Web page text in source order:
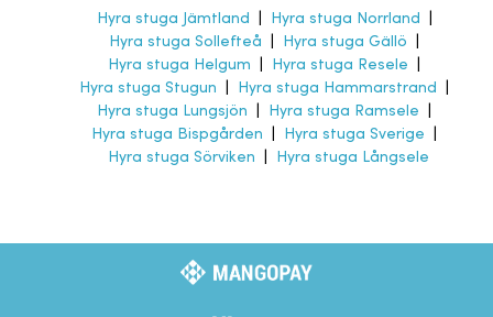
Hyra stuga Jämtland Hyra stuga Norrland
Hyra stuga Sollefteå
Hyra stuga Gällö
Hyra stuga Helgum
Hyra stuga Resele
Hyra stuga Stugun
Hyra stuga Hammarstrand
Hyra stuga Lungsjön
Hyra stuga Ramsele
Hyra stuga Bispgården
Hyra stuga Sverige
Hyra stuga Sörviken
Hyra stuga Långsele